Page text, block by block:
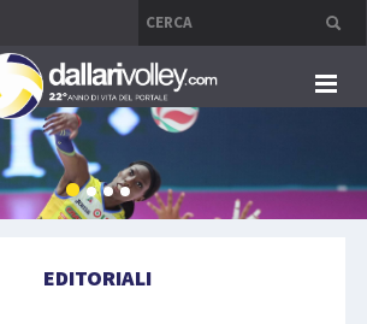
HOME
EDITORIALI